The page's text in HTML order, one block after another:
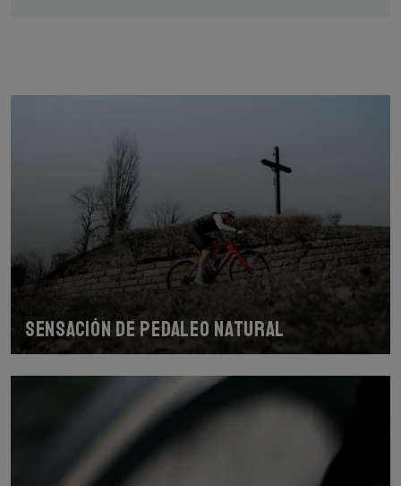
Sensación de pedaleo natural